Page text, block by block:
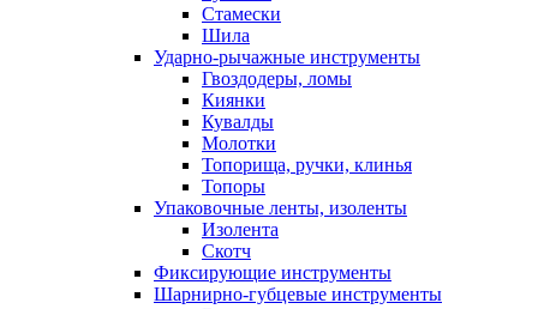
Стамески
Шила
Ударно-рычажные инструменты
Гвоздодеры, ломы
Киянки
Кувалды
Молотки
Топорища, ручки, клинья
Топоры
Упаковочные ленты, изоленты
Изолента
Скотч
Фиксирующие инструменты
Шарнирно-губцевые инструменты